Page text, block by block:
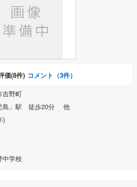
価(8件) コメント（3件）
吉野町
島」駅 徒歩20分 他
)
中学校